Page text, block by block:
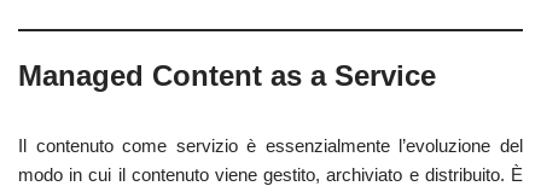
Managed Content as a Service
Il contenuto come servizio è essenzialmente l’evoluzione del
modo in cui il contenuto viene gestito, archiviato e distribuito. È